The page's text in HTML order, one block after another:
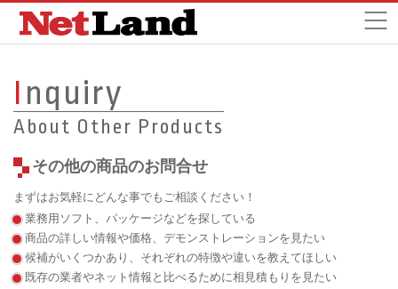
I nquiry
About Other Products
その他の商品のお問合せ
まずはお気軽にどんな事でもご相談ください！
業務用ソフト、パッケージなどを探している
商品の詳しい情報や価格、デモンストレーションを見たい
候補がいくつかあり、それぞれの特徴や違いを教えてほしい
既存の業者やネット情報と比べるために相見積もりを見たい